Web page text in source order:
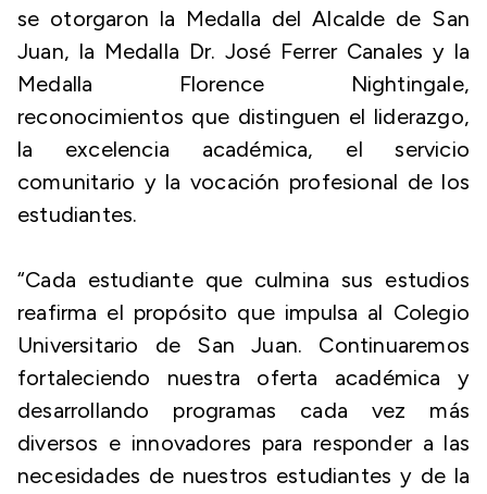
se otorgaron la Medalla del Alcalde de San
Juan, la Medalla Dr. José Ferrer Canales y la
Medalla Florence Nightingale,
reconocimientos que distinguen el liderazgo,
la excelencia académica, el servicio
comunitario y la vocación profesional de los
estudiantes.
“Cada estudiante que culmina sus estudios
reafirma el propósito que impulsa al Colegio
Universitario de San Juan. Continuaremos
fortaleciendo nuestra oferta académica y
desarrollando programas cada vez más
diversos e innovadores para responder a las
necesidades de nuestros estudiantes y de la